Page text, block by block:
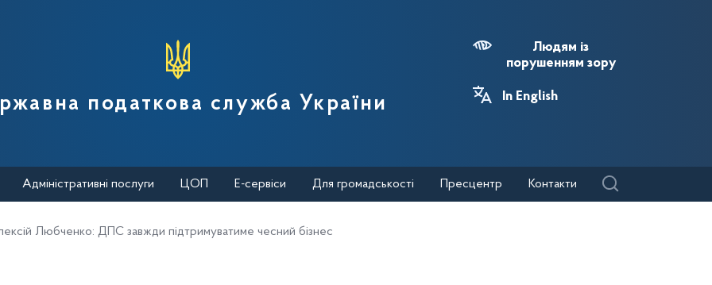
податкової служби України
податкова служба України
Людям із
порушенням зору
In English
Адміністративні послуги ЦОП Е-сервіси Для громадськості Пресцентр Контакти
Любченко: ДПС завжди підтримуватиме чесний бізнес